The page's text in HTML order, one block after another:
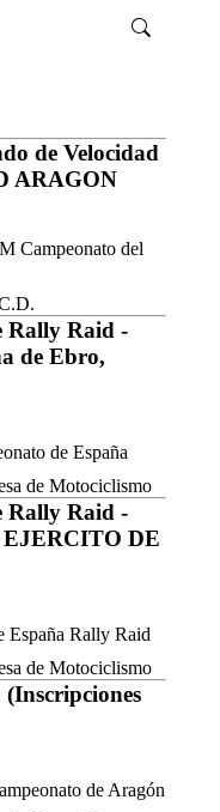
de Velocidad
ARAGON
Campeonato del
Rally Raid -
de Ebro,
de España
de Motociclismo
Rally Raid -
DE
España Rally Raid
de Motociclismo
de Aragón